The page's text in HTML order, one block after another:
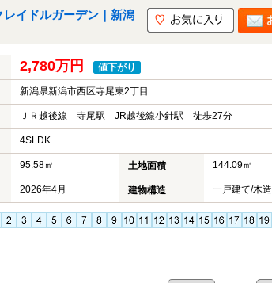
イドルガーデン｜新潟
2,780万円 値下がり
新潟県新潟市西区寺尾東2丁目
ＪＲ越後線 寺尾駅 JR越後線小針駅 徒歩27分
4SLDK
95.58㎡ 土地面積 144.09㎡
2026年4月 建物構造 一戸建て/木造